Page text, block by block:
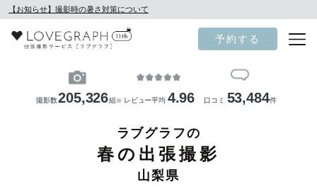
【お知らせ】撮影時の暑さ対策について
予約する
撮影数205,326組 ※ レビュー平均 4.96 口コミ 53,484件
ラブグラフの
春の出張撮影
山梨県